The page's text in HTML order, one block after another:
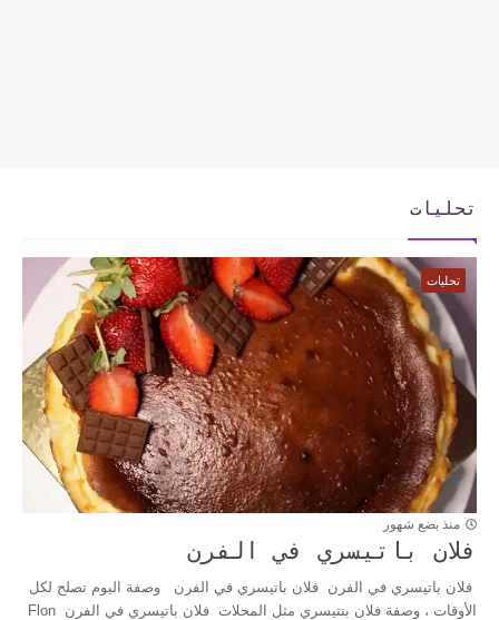
تحليات
تحليات
منذ بضع شهور
فلان باتيسري في الفرن
فلان باتيسري في الفرن فلان باتيسري في الفرن وصفة اليوم تصلح لكل
الأوقات ، وصفة فلان بتتيسري مثل المحلات فلان باتيسري في الفرن Flon